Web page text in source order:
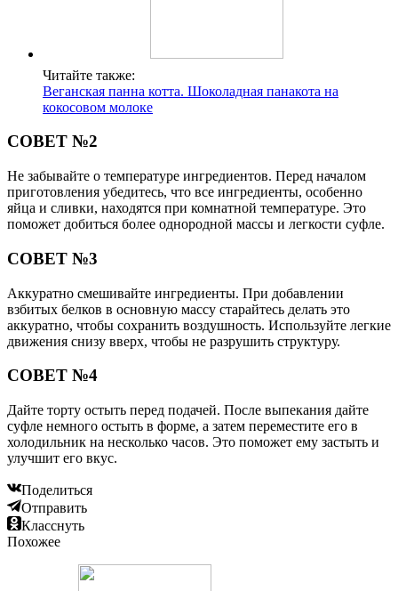
Читайте также:
Веганская панна котта. Шоколадная панакота на
кокосовом молоке
СОВЕТ №2
Не забывайте о температуре ингредиентов. Перед началом
приготовления убедитесь, что все ингредиенты, особенно
яйца и сливки, находятся при комнатной температуре. Это
поможет добиться более однородной массы и легкости суфле.
СОВЕТ №3
Аккуратно смешивайте ингредиенты. При добавлении
взбитых белков в основную массу старайтесь делать это
аккуратно, чтобы сохранить воздушность. Используйте легкие
движения снизу вверх, чтобы не разрушить структуру.
СОВЕТ №4
Дайте торту остыть перед подачей. После выпекания дайте
суфле немного остыть в форме, а затем переместите его в
холодильник на несколько часов. Это поможет ему застыть и
улучшит его вкус.
Поделиться
Отправить
Класснуть
Похожее